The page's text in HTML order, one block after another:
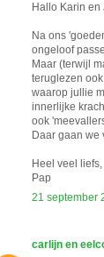
Hallo Karin en
Na ons
ongeloof
Maar (terwijl
teruglezen
waarop jullie
innerlijke
ook
Daar gaan we
Heel veel liefs,
Pap
21 september
carlijn en